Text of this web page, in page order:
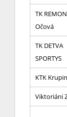
TK
Očová
TK DETVA
SPORTYS
KTK
Viktoriáni